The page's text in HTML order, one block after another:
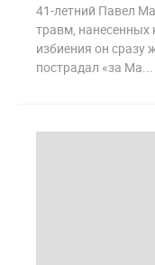
41-летний Павел
травм, нанесенных
избиения он сразу
пострадал «за Ма...